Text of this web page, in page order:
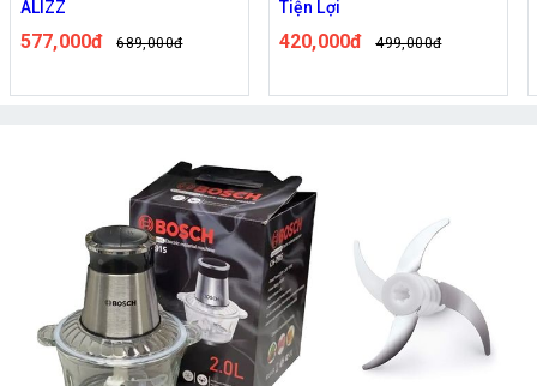
Tiện Lợi
420,000đ 499,000đ
Bếp Nhanh Gọn, Tinh Tế
247,000đ 294,000đ